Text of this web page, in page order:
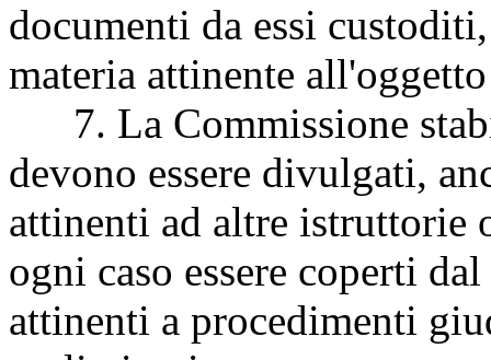
documenti da essi
materia attinente
7. La Commissione
devono essere divulgati,
attinenti ad altre istruttorie
ogni caso essere coperti
attinenti a procedimenti